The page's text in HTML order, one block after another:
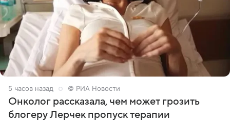
5 часов назад © РИА Новости
Онколог рассказала, чем может грозить
блогеру Лерчек пропуск терапии